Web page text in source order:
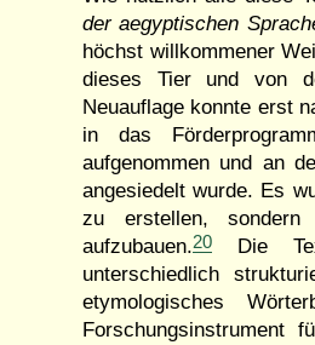
der aegyptischen
höchst willkommener
dieses Tier und von
Neuauflage konnte erst
in das
aufgenommen und an
angesiedelt wurde. Es
zu erstellen, sondern
aufzubauen.20 Die
unterschiedlich
etymologisches
Forschungsinstrument